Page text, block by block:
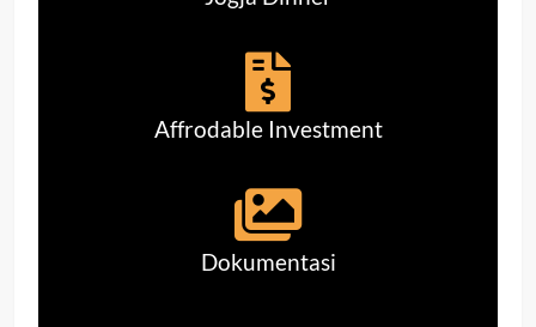
Affrodable Investment
Dokumentasi